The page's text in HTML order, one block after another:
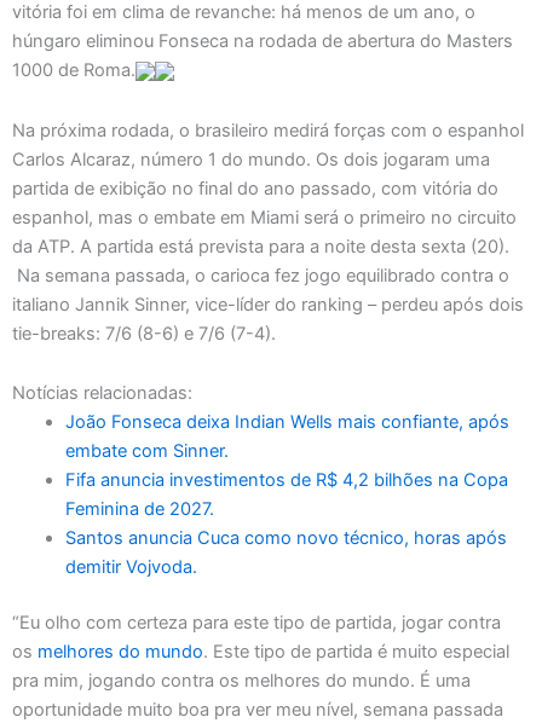
vitória foi em clima de revanche: há menos de um ano, o
húngaro eliminou Fonseca na rodada de abertura do Masters
1000 de Roma.
Na próxima rodada, o brasileiro medirá forças com o espanhol
Carlos Alcaraz, número 1 do mundo. Os dois jogaram uma
partida de exibição no final do ano passado, com vitória do
espanhol, mas o embate em Miami será o primeiro no circuito
da ATP. A partida está prevista para a noite desta sexta (20).
Na semana passada, o carioca fez jogo equilibrado contra o
italiano Jannik Sinner, vice-líder do ranking – perdeu após dois
tie-breaks: 7/6 (8-6) e 7/6 (7-4).
Notícias relacionadas:
João Fonseca deixa Indian Wells mais confiante, após
embate com Sinner.
Fifa anuncia investimentos de R$ 4,2 bilhões na Copa
Feminina de 2027.
Santos anuncia Cuca como novo técnico, horas após
demitir Vojvoda.
“Eu olho com certeza para este tipo de partida, jogar contra
os melhores do mundo. Este tipo de partida é muito especial
pra mim, jogando contra os melhores do mundo. É uma
oportunidade muito boa pra ver meu nível, semana passada